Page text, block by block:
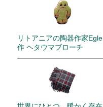
リトアニアの陶器作家Egle
作 ヘタウマブローチ